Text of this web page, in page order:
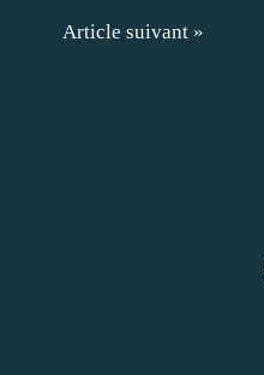
Article suivant »